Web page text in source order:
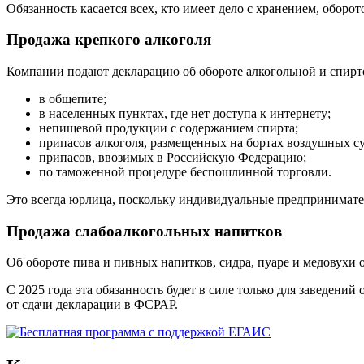
Обязанность касается всех, кто имеет дело с хранением,
Продажа крепкого алкоголя
Компании подают декларацию об обороте алкогольной и
в общепите;
в населенных пунктах, где нет доступа к интернету;
непищевой продукции с содержанием спирта;
припасов алкоголя, размещенных на бортах воздушных
припасов, ввозимых в Российскую Федерацию;
по таможенной процедуре беспошлинной торговли.
Это всегда юрлица, поскольку индивидуальные
Продажа слабоалкогольных напитков
Об обороте пива и пивных напитков, сидра, пуаре и
С 2025 года эта обязанность будет в силе только для
от сдачи декларации в ФСРАР.